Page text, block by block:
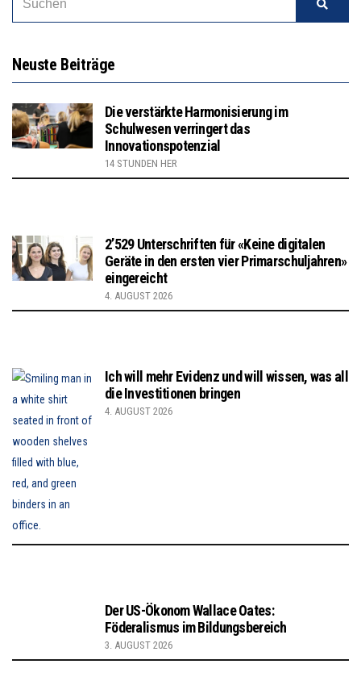
Neuste Beiträge
Die verstärkte Harmonisierung im
Schulwesen verringert das
Innovationspotenzial
14 STUNDEN HER
2’529 Unterschriften für «Keine digitalen
Geräte in den ersten vier Primarschuljahren»
eingereicht
4. AUGUST 2026
Ich will mehr Evidenz und will wissen, was all
die Investitionen bringen
4. AUGUST 2026
Der US-Ökonom Wallace Oates:
Föderalismus im Bildungsbereich
3. AUGUST 2026